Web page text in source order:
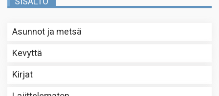
Asunnot ja metsä
Kevyttä
Kirjat